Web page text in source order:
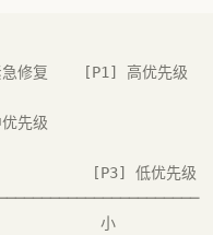
修复    [P1] 高优先级
先级
[P3] 低优先级
小